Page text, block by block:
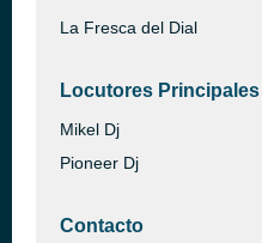
La Fresca del Dial
Locutores Principales
Mikel Dj
Pioneer Dj
Contacto